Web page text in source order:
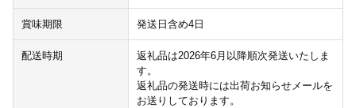
賞味期限 発送日含め4日
配送時期
返礼品は2026年6月以降順次発送いたしま
す。
返礼品の発送時には出荷お知らせメールを
お送りしております。